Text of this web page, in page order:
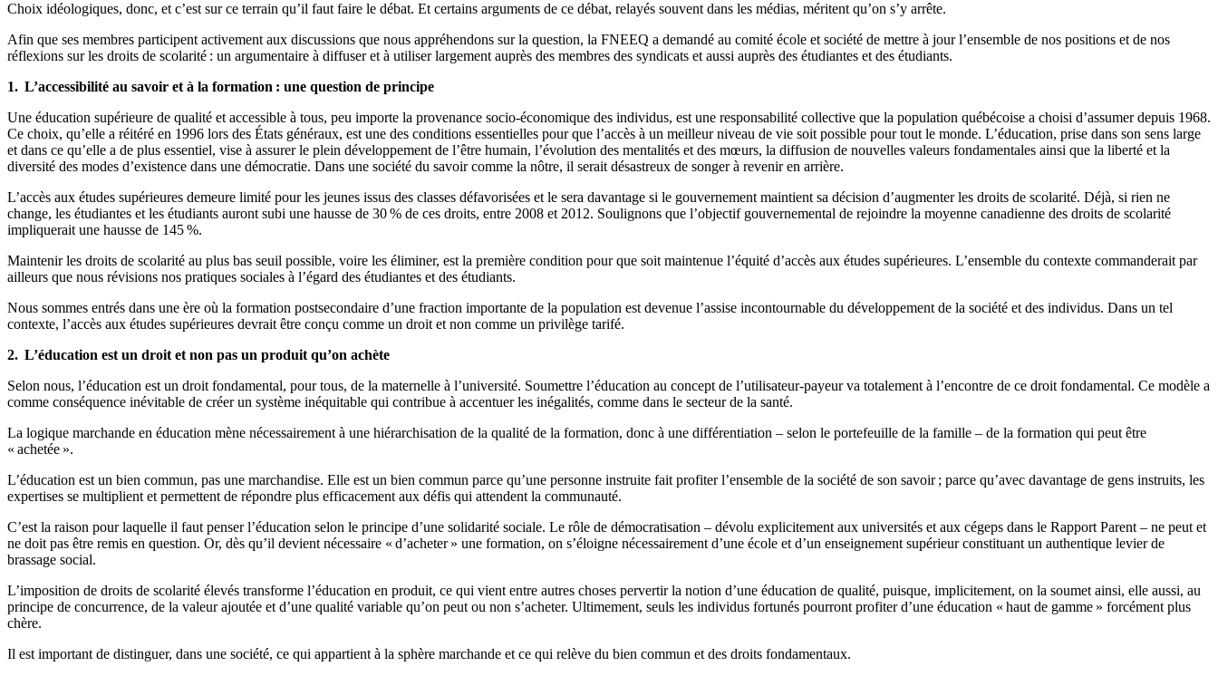
Choix idéologiques, donc, et c’est sur ce terrain qu’il faut faire le débat. Et certains arguments de ce débat, relayés souvent dans les médias, méritent qu’on s’y arrête.
Afin que ses membres participent activement aux discussions que nous appréhendons sur la question, la FNEEQ a demandé au comité école et société de mettre à jour l’ensemble de nos positions et de nos
réflexions sur les droits de scolarité : un argumentaire à diffuser et à utiliser largement auprès des membres des syndicats et aussi auprès des étudiantes et des étudiants.
1. L’accessibilité au savoir et à la formation : une question de principe
Une éducation supérieure de qualité et accessible à tous, peu importe la provenance socio-économique des individus, est une responsabilité collective que la population québécoise a choisi d’assumer depuis 1968.
Ce choix, qu’elle a réitéré en 1996 lors des États généraux, est une des conditions essentielles pour que l’accès à un meilleur niveau de vie soit possible pour tout le monde. L’éducation, prise dans son sens large
et dans ce qu’elle a de plus essentiel, vise à assurer le plein développement de l’être humain, l’évolution des mentalités et des mœurs, la diffusion de nouvelles valeurs fondamentales ainsi que la liberté et la
diversité des modes d’existence dans une démocratie. Dans une société du savoir comme la nôtre, il serait désastreux de songer à revenir en arrière.
L’accès aux études supérieures demeure limité pour les jeunes issus des classes défavorisées et le sera davantage si le gouvernement maintient sa décision d’augmenter les droits de scolarité. Déjà, si rien ne
change, les étudiantes et les étudiants auront subi une hausse de 30 % de ces droits, entre 2008 et 2012. Soulignons que l’objectif gouvernemental de rejoindre la moyenne canadienne des droits de scolarité
impliquerait une hausse de 145 %.
Maintenir les droits de scolarité au plus bas seuil possible, voire les éliminer, est la première condition pour que soit maintenue l’équité d’accès aux études supérieures. L’ensemble du contexte commanderait par
ailleurs que nous révisions nos pratiques sociales à l’égard des étudiantes et des étudiants.
Nous sommes entrés dans une ère où la formation postsecondaire d’une fraction importante de la population est devenue l’assise incontournable du développement de la société et des individus. Dans un tel
contexte, l’accès aux études supérieures devrait être conçu comme un droit et non comme un privilège tarifé.
2. L’éducation est un droit et non pas un produit qu’on achète
Selon nous, l’éducation est un droit fondamental, pour tous, de la maternelle à l’université. Soumettre l’éducation au concept de l’utilisateur-payeur va totalement à l’encontre de ce droit fondamental. Ce modèle a
comme conséquence inévitable de créer un système inéquitable qui contribue à accentuer les inégalités, comme dans le secteur de la santé.
La logique marchande en éducation mène nécessairement à une hiérarchisation de la qualité de la formation, donc à une différentiation – selon le portefeuille de la famille – de la formation qui peut être
« achetée ».
L’éducation est un bien commun, pas une marchandise. Elle est un bien commun parce qu’une personne instruite fait profiter l’ensemble de la société de son savoir ; parce qu’avec davantage de gens instruits, les
expertises se multiplient et permettent de répondre plus efficacement aux défis qui attendent la communauté.
C’est la raison pour laquelle il faut penser l’éducation selon le principe d’une solidarité sociale. Le rôle de démocratisation – dévolu explicitement aux universités et aux cégeps dans le Rapport Parent – ne peut et
ne doit pas être remis en question. Or, dès qu’il devient nécessaire « d’acheter » une formation, on s’éloigne nécessairement d’une école et d’un enseignement supérieur constituant un authentique levier de
brassage social.
L’imposition de droits de scolarité élevés transforme l’éducation en produit, ce qui vient entre autres choses pervertir la notion d’une éducation de qualité, puisque, implicitement, on la soumet ainsi, elle aussi, au
principe de concurrence, de la valeur ajoutée et d’une qualité variable qu’on peut ou non s’acheter. Ultimement, seuls les individus fortunés pourront profiter d’une éducation « haut de gamme » forcément plus
chère.
Il est important de distinguer, dans une société, ce qui appartient à la sphère marchande et ce qui relève du bien commun et des droits fondamentaux.